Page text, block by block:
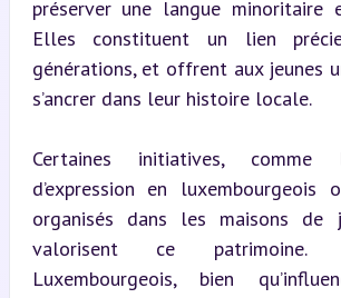
préserver une langue minoritaire
Elles constituent un lien
générations, et offrent aux jeunes
s’ancrer dans leur histoire locale.
Certaines initiatives, comme
d’expression en
organisés dans les maisons de
valorisent ce patrimoine.
Luxembourgeois, bien